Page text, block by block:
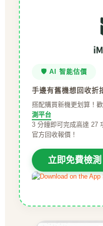
🛡️ AI 智能估價
手邊有舊機想回收折
搭配購買新機更划算！
測平台
3 分鐘即可完成高達 27
官方回收報價！
立即免費檢測